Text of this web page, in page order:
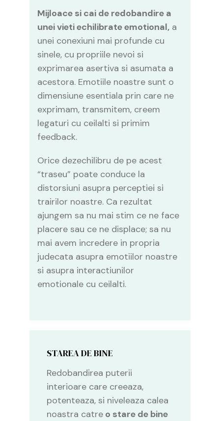
Mijloace si cai de redobandire a
unei vieti echilibrate emotional, a
unei conexiuni mai profunde cu
sinele, cu propriile nevoi si
exprimarea asertiva si asumata a
acestora. Emotiile noastre sunt o
dimensiune esentiala prin care ne
exprimam, transmitem, creem
legaturi cu ceilalti si primim
feedback.
Orice dezechilibru de pe acest
“traseu” poate conduce la
distorsiuni asupra perceptiei si
trairilor noastre. Ca rezultat
ajungem sa nu mai stim ce ne face
placere sau ce ne displace; sa nu
mai avem incredere in propria
judecata asupra emotiilor noastre
si asupra interactiunilor
emotionale cu ceilalti.
STAREA DE BINE
Redobandirea puterii
interioare care creeaza,
potenteaza, si niveleaza calea
noastra catreo stare de bine